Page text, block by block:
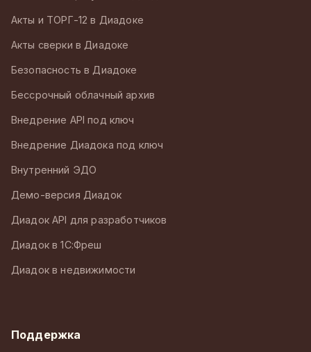
Акты и ТОРГ-12 в Диадоке
Акты сверки в Диадоке
Безопасность в Диадоке
Бессрочный облачный архив
Внедрение API под ключ
Внедрение Диадока под ключ
Внутренний ЭДО
Демо-версия Диадок
Диадок API для разработчиков
Диадок в 1С:Фреш
Диадок в недвижимости
Поддержка